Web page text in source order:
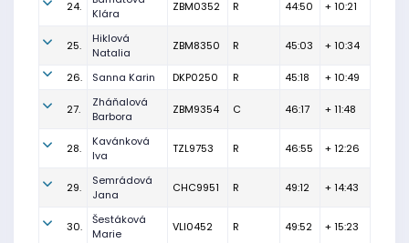
24.
Klára
ZBM0352 R 44:50 + 10:21
25.
Hiklová
Natalia
ZBM8350 R 45:03 + 10:34
26. Sanna Karin DKP0250 R 45:18 + 10:49
27.
Zháňalová
Barbora
ZBM9354 C 46:17 + 11:48
28.
Kavánková
Iva
TZL9753 R 46:55 + 12:26
29.
Semrádová
Jana
CHC9951 R 49:12 + 14:43
30.
Šestáková
Marie
VLI0452 R 49:52 + 15:23